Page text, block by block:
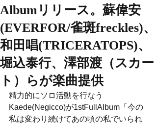
Albumリリース。蘇偉安
(EVERFOR/雀斑freckles)、
和田唱(TRICERATOPS)、
堀込泰行、澤部渡（スカー
ト）らが楽曲提供
精力的にソロ活動を行なう
Kaede(Negicco)が1stFullAlbum「今の
私は変わり続けてあの頃の私でいられ